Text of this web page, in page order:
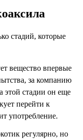
стадий, которые
вещество впервые
за компанию
стадии он еще
перейти к
употребление.
регулярно, но